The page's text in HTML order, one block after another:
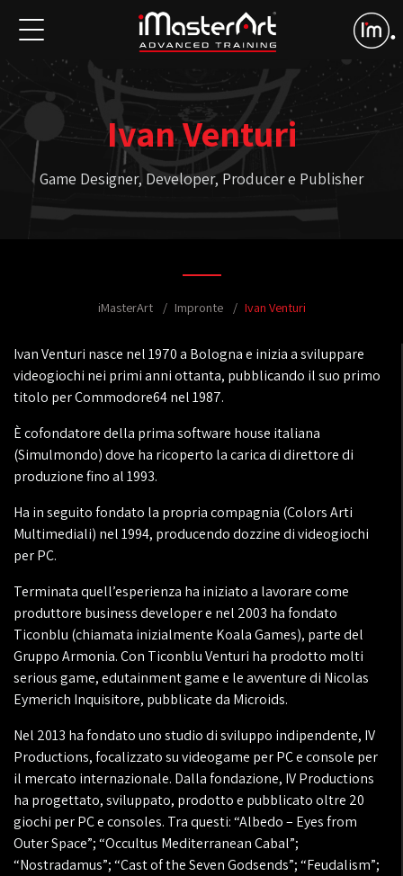
Ivan Venturi
Game Designer, Developer, Producer e Publisher
iMasterArt Impronte Ivan Venturi
Ivan Venturi nasce nel 1970 a Bologna e inizia a sviluppare
videogiochi nei primi anni ottanta, pubblicando il suo primo
titolo per Commodore64 nel 1987.
È cofondatore della prima software house italiana
(Simulmondo) dove ha ricoperto la carica di direttore di
produzione fino al 1993.
Ha in seguito fondato la propria compagnia (Colors Arti
Multimediali) nel 1994, producendo dozzine di videogiochi
per PC.
Terminata quell’esperienza ha iniziato a lavorare come
produttore business developer e nel 2003 ha fondato
Ticonblu (chiamata inizialmente Koala Games), parte del
Gruppo Armonia. Con Ticonblu Venturi ha prodotto molti
serious game, edutainment game e le avventure di Nicolas
Eymerich Inquisitore, pubblicate da Microids.
Nel 2013 ha fondato uno studio di sviluppo indipendente, IV
Productions, focalizzato su videogame per PC e console per
il mercato internazionale. Dalla fondazione, IV Productions
ha progettato, sviluppato, prodotto e pubblicato oltre 20
giochi per PC e consoles. Tra questi: “Albedo – Eyes from
Outer Space”; “Occultus Mediterranean Cabal”;
“Nostradamus”; “Cast of the Seven Godsends”; “Feudalism”;